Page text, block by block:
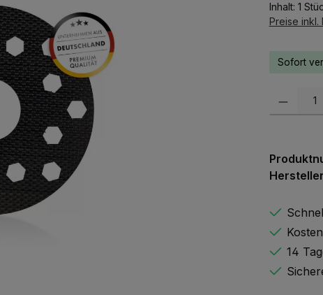
Inhalt: 1
Preise inkl.
Sofort
Produkt
14